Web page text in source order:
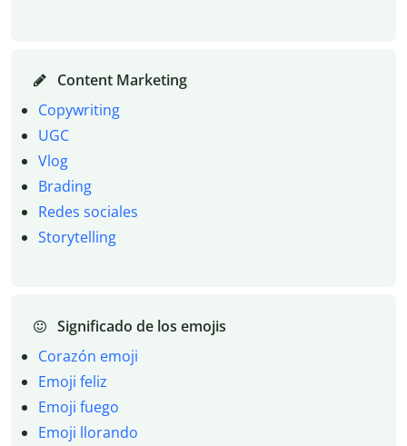
Content Marketing
Copywriting
UGC
Vlog
Brading
Redes sociales
Storytelling
Significado de los emojis
Corazón emoji
Emoji feliz
Emoji fuego
Emoji llorando